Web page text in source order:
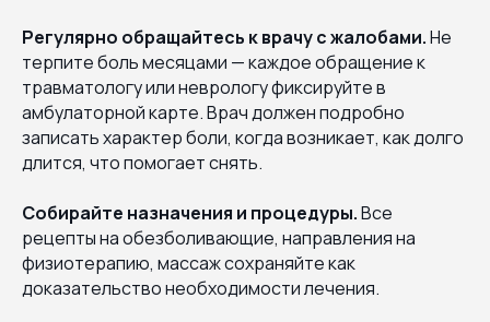
Регулярно обращайтесь к врачу с жалобами.Не
терпите боль месяцами — каждое обращение к
травматологу или неврологу фиксируйте в
амбулаторной карте. Врач должен подробно
записать характер боли, когда возникает, как долго
длится, что помогает снять.
Собирайте назначения и процедуры.Все
рецепты на обезболивающие, направления на
физиотерапию, массаж сохраняйте как
доказательство необходимости лечения.